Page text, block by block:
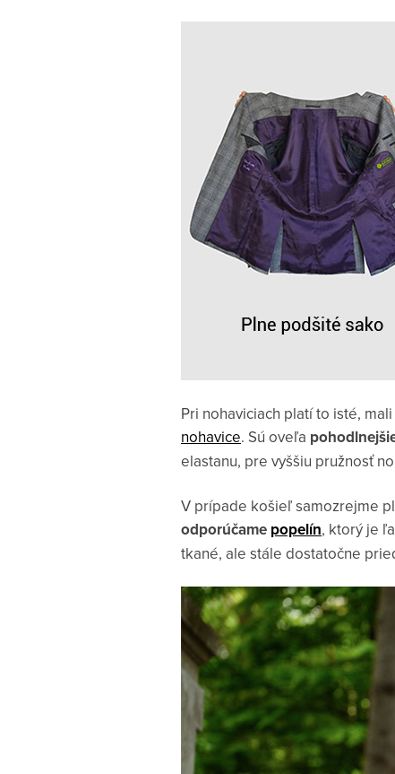
Pri nohaviciach platí to isté,
nohavice. Sú oveľa
elastanu, pre vyššiu pružnosť
V prípade košieľ samozrejme
odporúčame popelín, ktorý je
tkané, ale stále dostatočne